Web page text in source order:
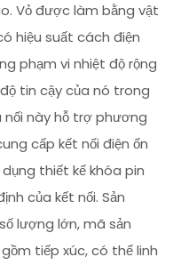
Vỏ được làm bằng vật
hiệu suất cách điện
phạm vi nhiệt độ rộng
tin cậy của nó trong
này hỗ trợ phương
cấp kết nối điện ổn
thiết kế khóa pin
của kết nối. Sản
lượng lớn, mã sản
tiếp xúc, có thể linh